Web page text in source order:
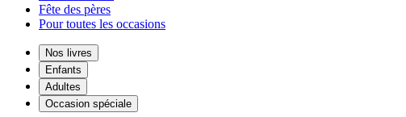
Fête des pères
Pour toutes les occasions
Nos livres
Enfants
Adultes
Occasion spéciale